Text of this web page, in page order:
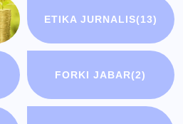
ETIKA JURNALIS(13)
FORKI JABAR(2)